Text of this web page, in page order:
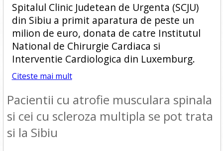
Spitalul Clinic Judetean de Urgenta (SCJU)
din Sibiu a primit aparatura de peste un
milion de euro, donata de catre Institutul
National de Chirurgie Cardiaca si
Interventie Cardiologica din Luxemburg.
Citeste mai mult
Pacientii cu atrofie musculara spinala
si cei cu scleroza multipla se pot trata
si la Sibiu